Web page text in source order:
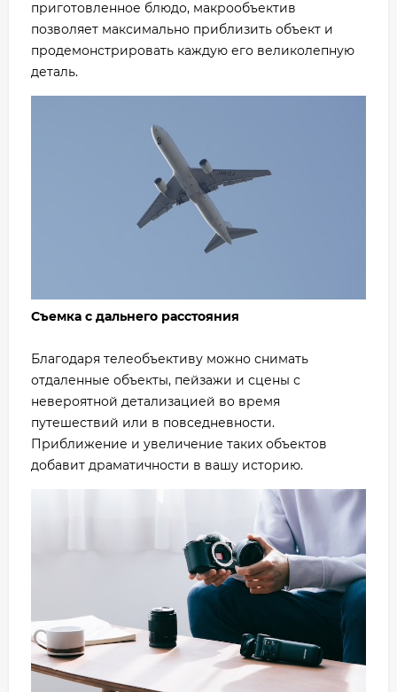
приготовленное блюдо, макрообъектив
позволяет максимально приблизить объект и
продемонстрировать каждую его великолепную
деталь.
Съемка с дальнего расстояния
Благодаря телеобъективу можно снимать
отдаленные объекты, пейзажи и сцены с
невероятной детализацией во время
путешествий или в повседневности.
Приближение и увеличение таких объектов
добавит драматичности в вашу историю.